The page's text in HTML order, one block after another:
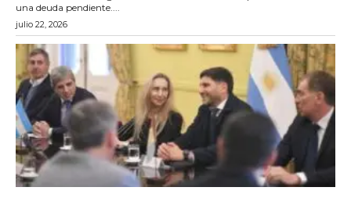
una deuda pendiente....
julio 22, 2026